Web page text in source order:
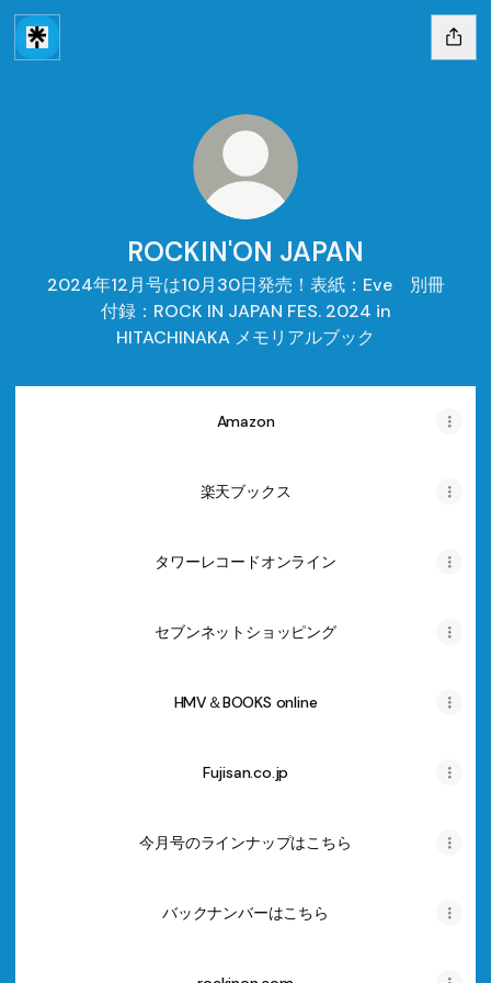
ROCKIN'ON JAPAN
2024年12月号は10月30日発売！表紙：Eve 別冊
付録：ROCK IN JAPAN FES. 2024 in
HITACHINAKA メモリアルブック
Amazon
楽天ブックス
タワーレコードオンライン
セブンネットショッピング
HMV＆BOOKS online
Fujisan.co.jp
今月号のラインナップはこちら
バックナンバーはこちら